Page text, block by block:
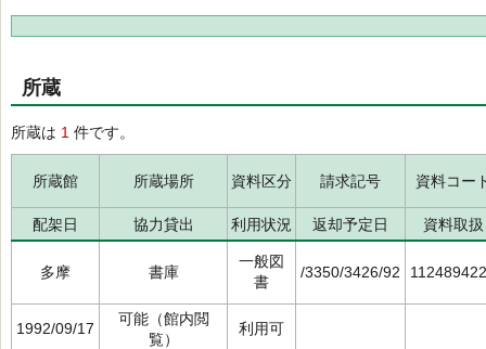
所蔵
所蔵は 1 件です。
所蔵館 所蔵場所 資料区分 請求記号 資料コー
配架日 協力貸出 利用状況 返却予定日 資料取扱
多摩 書庫
一般図
書
/3350/3426/92
1992/09/17
可能（館内閲
覧）
利用可